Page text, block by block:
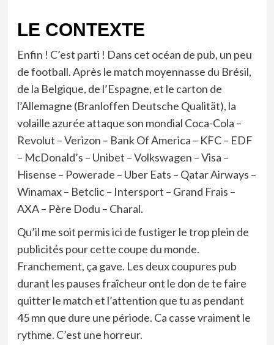
LE CONTEXTE
Enfin ! C’est parti ! Dans cet océan de pub, un peu
de football. Après le match moyennasse du Brésil,
de la Belgique, de l’Espagne, et le carton de
l’Allemagne (Branloffen Deutsche Qualität), la
volaille azurée attaque son mondial Coca-Cola –
Revolut – Verizon – Bank Of America – KFC – EDF
– McDonald’s – Unibet – Volkswagen – Visa –
Hisense – Powerade – Uber Eats – Qatar Airways –
Winamax – Betclic – Intersport – Grand Frais –
AXA – Père Dodu – Charal.
Qu’il me soit permis ici de fustiger le trop plein de
publicités pour cette coupe du monde.
Franchement, ça gave. Les deux coupures pub
durant les pauses fraîcheur ont le don de te faire
quitter le match et l’attention que tu as pendant
45 mn que dure une période. Ca casse vraiment le
rythme. C’est une horreur.